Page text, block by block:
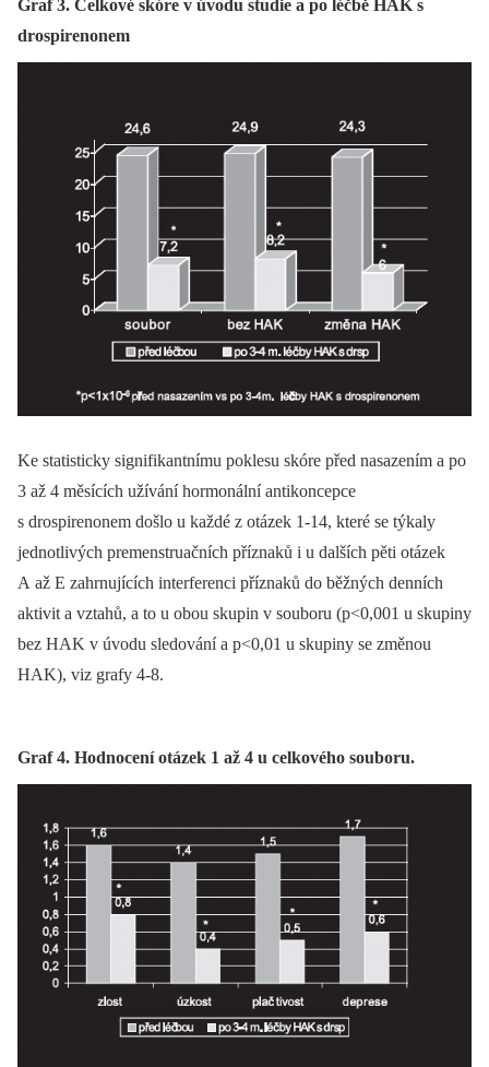
Graf 3. Celkové skóre v úvodu studie a po léčbě HAK s
drospirenonem
Ke statisticky signifikantnímu poklesu skóre před nasazením a po
3 až 4 měsících užívání hormonální antikoncepce
s drospirenonem došlo u každé z otázek 1-14, které se týkaly
jednotlivých premenstruačních příznaků i u dalších pěti otázek
A až E zahrnujících interferenci příznaků do běžných denních
aktivit a vztahů, a to u obou skupin v souboru (p<0,001 u skupiny
bez HAK v úvodu sledování a p<0,01 u skupiny se změnou
HAK), viz grafy 4-8.
Graf 4. Hodnocení otázek 1 až 4 u celkového souboru.